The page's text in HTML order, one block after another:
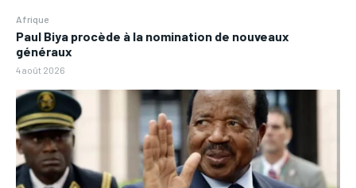
Afrique
Paul Biya procède à la nomination de nouveaux
généraux
4 août 2026